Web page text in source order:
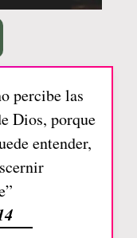
percibe las
Dios, porque
entender,